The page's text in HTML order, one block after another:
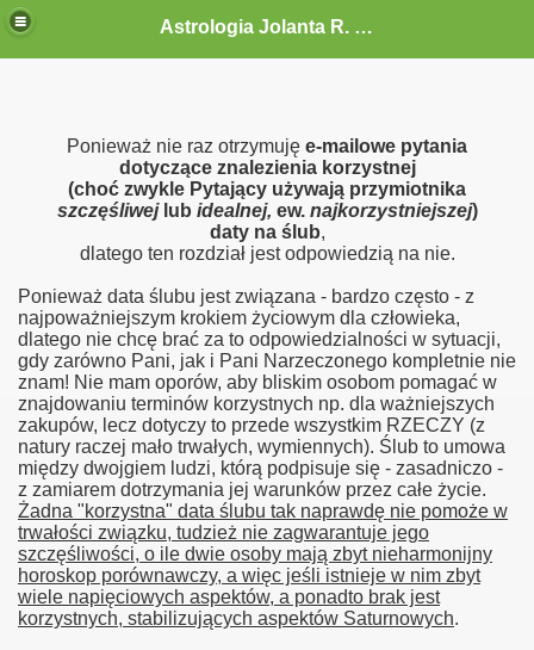
Astrologia Jolanta R. G.-Gołębiewska
Ponieważ nie raz otrzymuję e-mailowe pytania
dotyczące znalezienia korzystnej
(choć zwykle Pytający używają przymiotnika
szczęśliwejlub idealnej, ew.najkorzystniejszej)
daty na ślub,
dlatego ten rozdział jest odpowiedzią na nie.
Ponieważ data ślubu jest związana - bardzo często - z
najpoważniejszym krokiem życiowym dla człowieka,
dlatego nie chcę brać za to odpowiedzialności w sytuacji,
gdy zarówno Pani, jak i Pani Narzeczonego kompletnie nie
znam! Nie mam oporów, aby bliskim osobom pomagać w
znajdowaniu terminów korzystnych np. dla ważniejszych
zakupów, lecz dotyczy to przede wszystkim RZECZY (z
natury raczej mało trwałych, wymiennych). Ślub to umowa
między dwojgiem ludzi, którą podpisuje się - zasadniczo -
z zamiarem dotrzymania jej warunków przez całe życie.
Żadna "korzystna" data ślubu tak naprawdę nie pomoże w
trwałości związku, tudzież nie zagwarantuje jego
szczęśliwości, o ile dwie osoby mają zbyt nieharmonijny
horoskop porównawczy, a więc jeśli istnieje w nim zbyt
wiele napięciowych aspektów, a ponadto brak jest
korzystnych, stabilizujących aspektów Saturnowych.